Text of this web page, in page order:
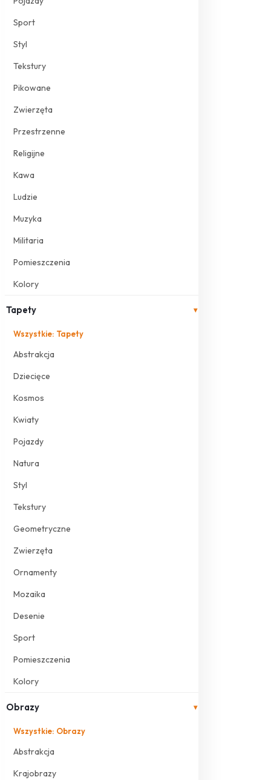
Sport
Styl
Tekstury
Pikowane
Zwierzęta
Przestrzenne
Religijne
Kawa
Ludzie
Muzyka
Militaria
Pomieszczenia
Kolory
Tapety ▾
Wszystkie: Tapety
Abstrakcja
Dziecięce
Kosmos
Kwiaty
Pojazdy
Natura
Styl
Tekstury
Geometryczne
Zwierzęta
Ornamenty
Mozaika
Desenie
Sport
Pomieszczenia
Kolory
Obrazy ▾
Wszystkie: Obrazy
Abstrakcja
Krajobrazy